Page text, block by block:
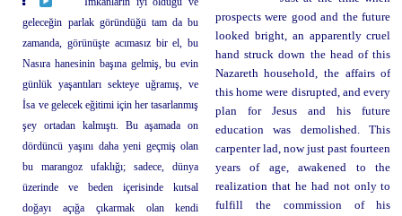
geleceğin parlak göründüğü tam da bu
zamanda, görünüşte acımasız bir el, bu
Nasıra hanesinin başına gelmiş, bu evin
günlük yaşantıları sekteye uğramış, ve
İsa ve gelecek eğitimi için her tasarlanmış
şey ortadan kalmıştı. Bu aşamada on
dördüncü yaşını daha yeni geçmiş olan
bu marangoz ufaklığı; sadece, dünya
üzerinde ve beden içerisinde kutsal
doğayı açığa çıkarmak olan kendi
prospects were good and the future
looked bright, an apparently cruel
hand struck down the head of this
Nazareth household, the affairs of
this home were disrupted, and every
plan for Jesus and his future
education was demolished. This
carpenter lad, now just past fourteen
years of age, awakened to the
realization that he had not only to
fulfill the commission of his